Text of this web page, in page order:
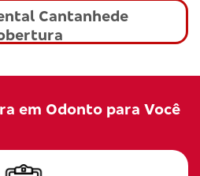
Cantanhede
em Odonto para Você